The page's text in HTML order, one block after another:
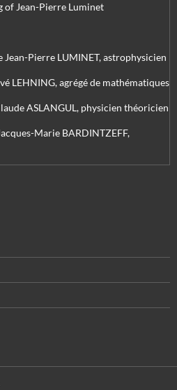
of Jean-Pierre Luminet
Jean-Pierre LUMINET, astrophysicien
LEHNING, agrégé de mathématiques
ASLANGUL, physicien théoricien
Marie BARDINTZEFF,